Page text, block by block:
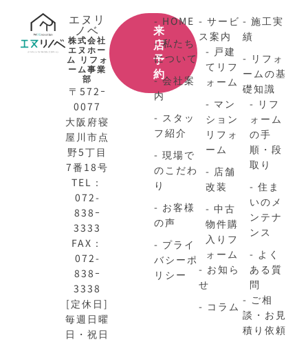
エヌリ
ノベ
株式会社
エヌホー
ム リフォ
ーム事業
部
〒572ｰ
0077
大阪府寝
屋川市点
野5丁目
7番18号
TEL：
072-
838ｰ
3333
FAX：
072-
838ｰ
3338
[定休日]
毎週日曜
日・祝日
来
店
予
約
- HOME
- 私たち
について
- 会社案
内
- スタッ
フ紹介
- 現場で
のこだわ
り
- お客様
の声
- プライ
バシーポ
リシー
- サービ
ス案内
- 戸建
てリフ
ォーム
- マン
ション
リフォ
ーム
- 店舗
改装
- 中古
物件購
入りフ
ォーム
- お知ら
せ
- コラム
- 施工実
績
- リフォ
ームの基
礎知識
- リフ
ォーム
の手
順・段
取り
- 住ま
いのメ
ンテナ
ンス
- よく
ある質
問
- ご相
談・お見
積り依頼